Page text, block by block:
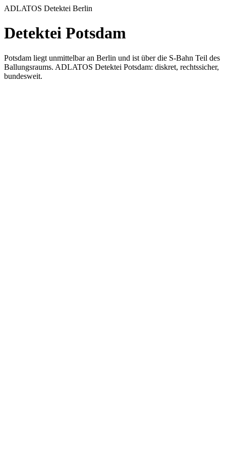
ADLATOS Detektei Berlin
Detektei Potsdam
Potsdam liegt unmittelbar an Berlin und ist über die S-Bahn Teil des
Ballungsraums. ADLATOS Detektei Potsdam: diskret, rechtssicher,
bundesweit.